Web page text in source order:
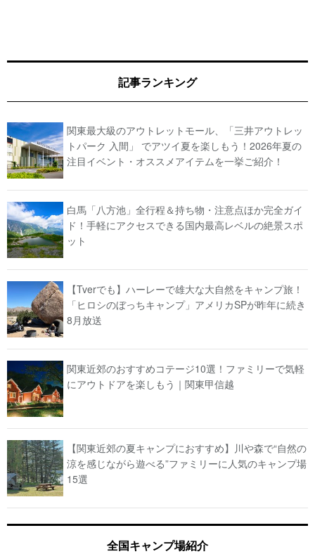
記事ランキング
関東最大級のアウトレットモール、「三井アウトレッ
トパーク 入間」 でアツイ夏を楽しもう！2026年夏の
注目イベント・オススメアイテムを一挙ご紹介！
白馬「八方池」全行程＆持ち物・注意点ほか完全ガイ
ド！手軽にアクセスできる国内最高レベルの絶景スポ
ット
【Tverでも】ハーレーで雄大な大自然をキャンプ旅！
「ヒロシのぼっちキャンプ」アメリカSPが昨年に続き
8月放送
関東近郊のおすすめコテージ10選！ファミリーで気軽
にアウトドアを楽しもう｜関東甲信越
【関東近郊の夏キャンプにおすすめ】川や森で“自然の
涼を感じながら遊べる”ファミリーに人気のキャンプ場
15選
全国キャンプ場紹介